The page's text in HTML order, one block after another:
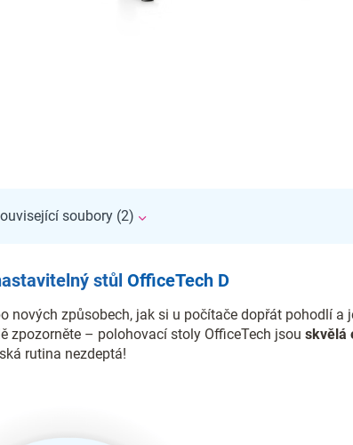
soubory (2)
stůl OfficeTech D
nových způsobech, jak si u počítače dopřát pohodlí a
zpozorněte – polohovací stoly OfficeTech jsou skvělá
rutina nezdeptá!